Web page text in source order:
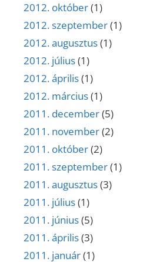
2012. október(1)
2012. szeptember(1)
2012. augusztus(1)
2012. július(1)
2012. április(1)
2012. március(1)
2011. december(5)
2011. november(2)
2011. október(2)
2011. szeptember(1)
2011. augusztus(3)
2011. július(1)
2011. június(5)
2011. április(3)
2011. január(1)